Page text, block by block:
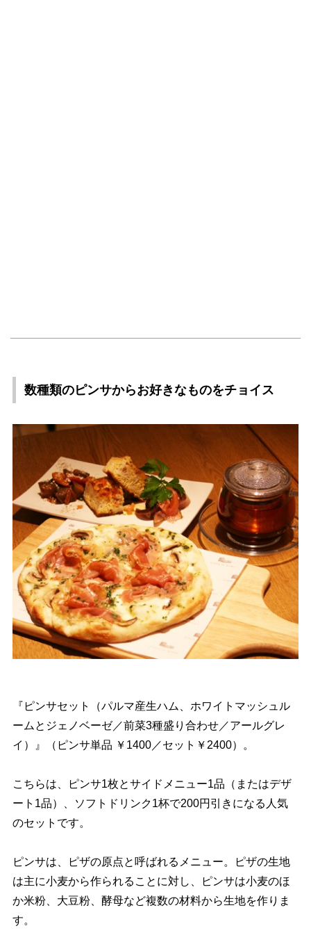
数種類のピンサからお好きなものをチョイス
『ピンサセット（パルマ産生ハム、ホワイトマッシュル
ームとジェノベーゼ／前菜3種盛り合わせ／アールグレ
イ）』（ピンサ単品 ￥1400／セット￥2400）。
こちらは、ピンサ1枚とサイドメニュー1品（またはデザ
ート1品）、ソフトドリンク1杯で200円引きになる人気
のセットです。
ピンサは、ピザの原点と呼ばれるメニュー。ピザの生地
は主に小麦から作られることに対し、ピンサは小麦のほ
か米粉、大豆粉、酵母など複数の材料から生地を作りま
す。